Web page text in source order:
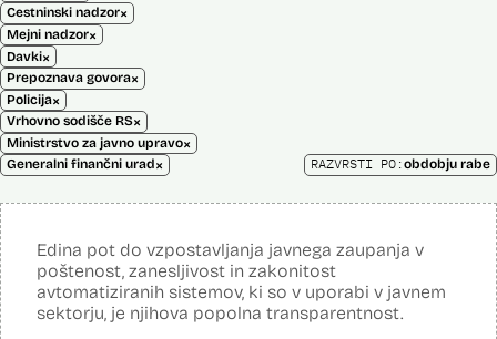
Cestninski nadzor×
Mejni nadzor×
Davki×
Prepoznava govora×
Policija×
Vrhovno sodišče RS×
Ministrstvo za javno upravo×
Generalni finančni urad× RAZVRSTI PO:obdobju rabe
Edina pot do vzpostavljanja javnega zaupanja v
poštenost, zanesljivost in zakonitost
avtomatiziranih sistemov, ki so v uporabi v javnem
sektorju, je njihova popolna transparentnost.